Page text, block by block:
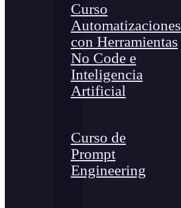
Curso
Automatizaciones
con Herramientas
No Code e
Inteligencia
Artificial
Curso de
Prompt
Engineering